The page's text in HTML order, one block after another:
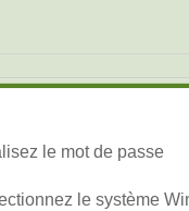
le mot de passe
le système